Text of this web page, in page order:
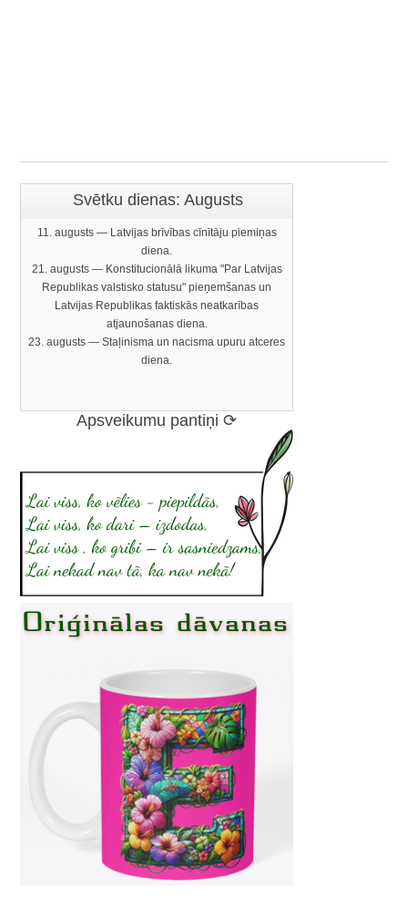
Svētku dienas: Augusts
11. augusts — Latvijas brīvības cīnītāju piemiņas
diena.
21. augusts — Konstitucionālā likuma "Par Latvijas
Republikas valstisko statusu" pieņemšanas un
Latvijas Republikas faktiskās neatkarības
atjaunošanas diena.
23. augusts — Staļinisma un nacisma upuru atceres
diena.
Apsveikumu pantiņi ⟳